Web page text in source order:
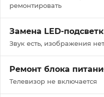
ремонтировать
Замена LED-
Звук есть, изображения нет
Ремонт блока
Телевизор не включается